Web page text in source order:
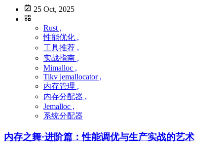
25 Oct, 2025
Rust ,
性能优化 ,
工具推荐 ,
实战指南 ,
Mimalloc ,
Tikv jemallocator ,
内存管理 ,
内存分配器 ,
Jemalloc ,
系统分配器
内存之舞·进阶篇：性能调优与生产实战的艺术